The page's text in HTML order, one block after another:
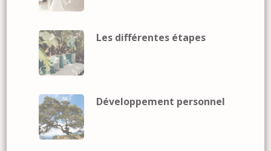
Les différentes étapes
Développement personnel